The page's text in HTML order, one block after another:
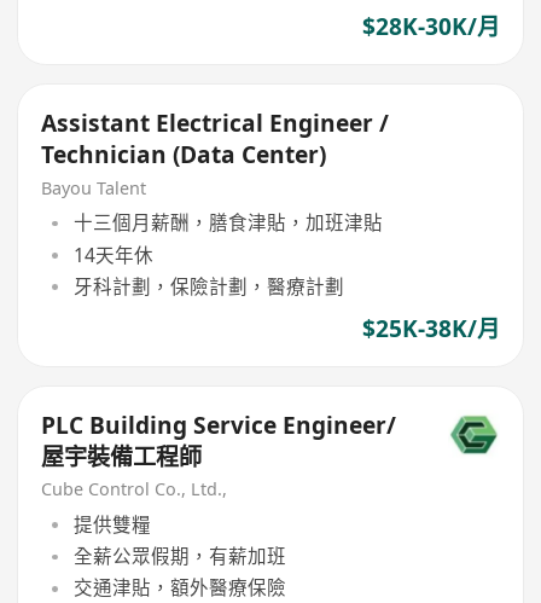
$28K-30K/月
Assistant Electrical Engineer /
Technician (Data Center)
Bayou Talent
十三個月薪酬，膳食津貼，加班津貼
14天年休
牙科計劃，保險計劃，醫療計劃
$25K-38K/月
PLC Building Service Engineer/
屋宇裝備工程師
Cube Control Co., Ltd.,
提供雙糧
全薪公眾假期，有薪加班
交通津貼，額外醫療保險